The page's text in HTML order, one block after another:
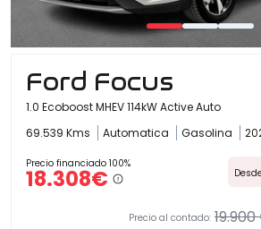
Ford Focus
1.0 Ecoboost MHEV 114kW Active Auto
69.539 Kms
Automatica Gasolina
Precio financiado 100%
18.308€
Precio al contado: